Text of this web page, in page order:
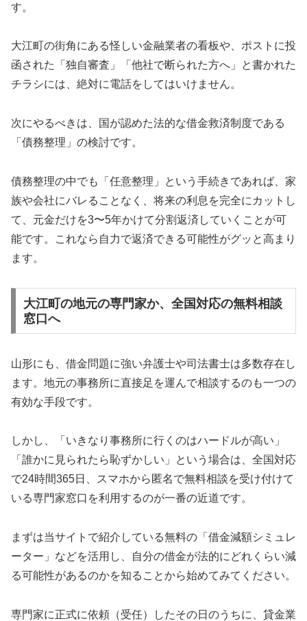
す。
大江町の街角にある怪しい金融業者の看板や、ポストに投
函された「独自審査」「他社で断られた方へ」と書かれた
チラシには、絶対に電話をしてはいけません。
次にやるべきは、国が認めた法的な借金救済制度である
「債務整理」の検討です。
債務整理の中でも「任意整理」という手続きであれば、家
族や会社にバレることなく、将来の利息を完全にカットし
て、元金だけを3〜5年かけて分割返済していくことが可
能です。これなら自力で返済できる可能性がグッと高まり
ます。
大江町の地元の専門家か、全国対応の無料相談
窓口へ
山形にも、借金問題に強い弁護士や司法書士は多数存在し
ます。地元の事務所に直接足を運んで相談するのも一つの
有効な手段です。
しかし、「いきなり事務所に行くのはハードルが高い」
「誰かに見られたら恥ずかしい」という場合は、全国対応
で24時間365日、スマホから匿名で無料相談を受け付けて
いる専門家窓口を利用するのが一番の近道です。
まずは当サイトで紹介している無料の「借金減額シミュレ
ーター」などを活用し、自分の借金が法的にどれくらい減
る可能性があるのかを知ることから始めてみてください。
専門家に正式に依頼（受任）したその日のうちに、貸金業